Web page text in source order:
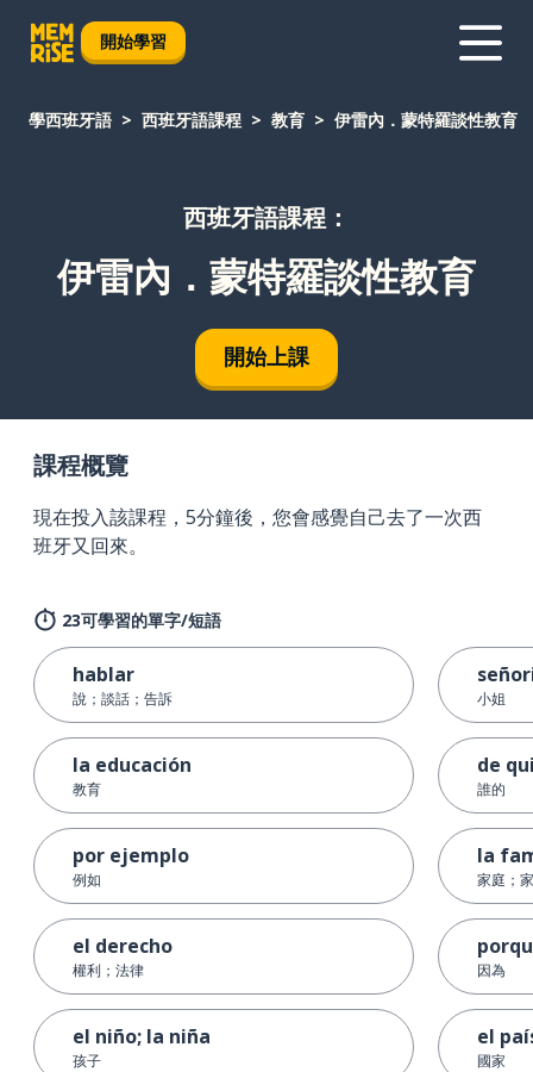
開始學習
學西班牙語 西班牙語課程 教育 伊雷內．蒙特羅談性教育
西班牙語課程：
伊雷內．蒙特羅談性教育
開始上課
課程概覽
現在投入該課程，5分鐘後，您會感覺自己去了一次西
班牙又回來。
23可學習的單字/短語
hablar
說；談話；告訴
la educación
教育
por ejemplo
例如
el derecho
權利；法律
el niño; la niña
孩子
小姐
de
誰的
la
家庭；
因為
el
國家